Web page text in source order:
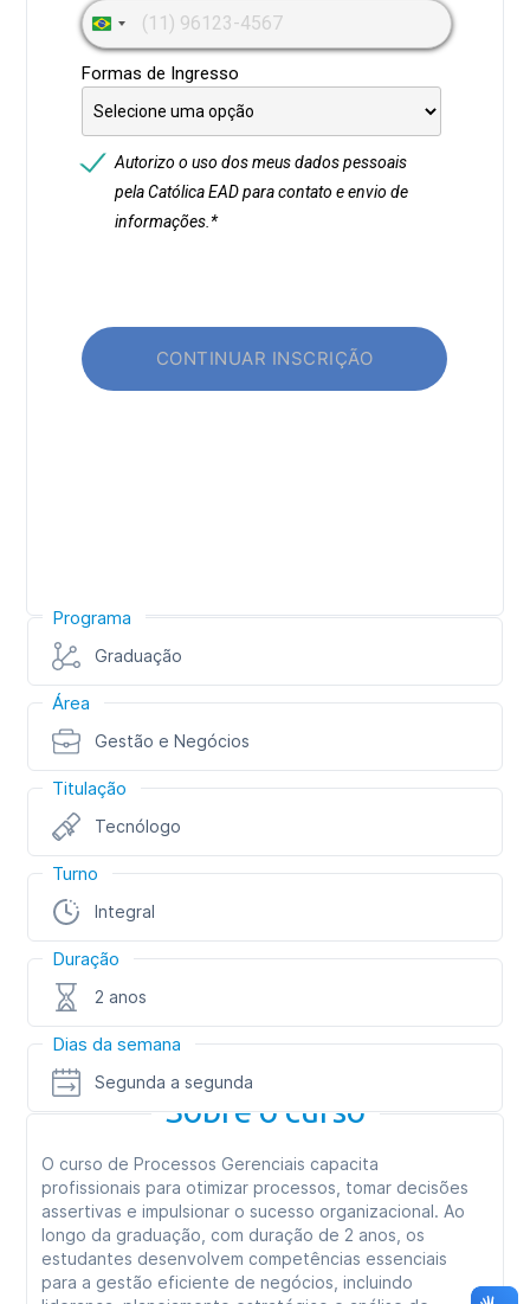
Programa
Graduação
Área
Gestão e Negócios
Titulação
Tecnólogo
Turno
Integral
Duração
2 anos
Dias da semana
Segunda a segunda
Sobre o curso
O curso de Processos Gerenciais capacita
profissionais para otimizar processos, tomar decisões
assertivas e impulsionar o sucesso organizacional. Ao
longo da graduação, com duração de 2 anos, os
estudantes desenvolvem competências essenciais
para a gestão eficiente de negócios, incluindo